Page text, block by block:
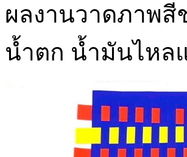
ผลงานวาดภาพสี
น้ำตก น้ำมันไหล